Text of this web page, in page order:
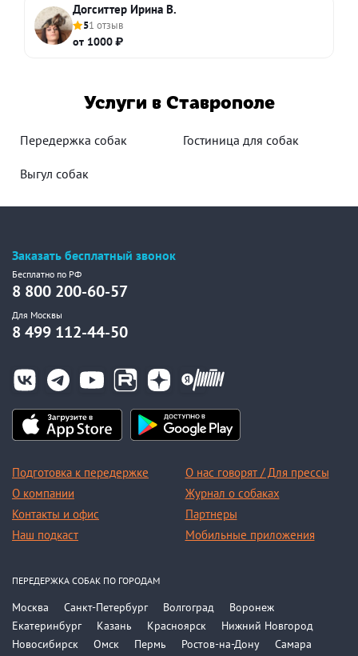
Догситтер Ирина В.
51 отзыв
от 1000 ₽
Услуги в Ставрополе
Передержка собак Гостиница для собак
Выгул собак
Заказать бесплатный звонок
Бесплатно по РФ
8 800 200-60-57
Для Москвы
8 499 112-44-50
Подготовка к передержке
О компании
Контакты и офис
Наш подкаст
О нас говорят / Для прессы
Журнал о собаках
Партнеры
Мобильные приложения
ПЕРЕДЕРЖКА СОБАК ПО ГОРОДАМ
Москва Санкт-Петербург Волгоград
Воронеж
Екатеринбург
Казань Красноярск
Нижний Новгород
Новосибирск
Омск Пермь Ростов-на-Дону
Самара